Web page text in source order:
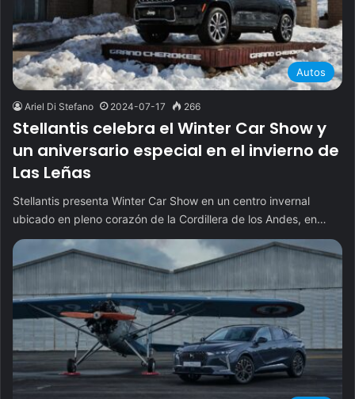
Autos
Ariel Di Stefano 2024-07-17 266
Stellantis celebra el Winter Car Show y
un aniversario especial en el invierno de
Las Leñas
Stellantis presenta Winter Car Show en un centro invernal
ubicado en pleno corazón de la Cordillera de los Andes, en…